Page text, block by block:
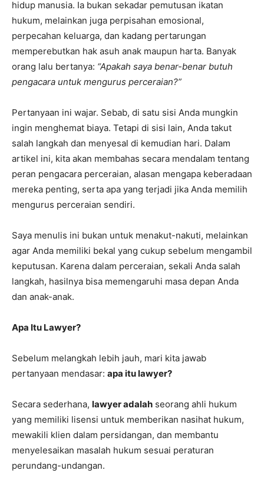
hidup manusia. Ia bukan sekadar pemutusan ikatan
hukum, melainkan juga perpisahan emosional,
perpecahan keluarga, dan kadang pertarungan
memperebutkan hak asuh anak maupun harta. Banyak
orang lalu bertanya: “Apakah saya benar-benar butuh
pengacara untuk mengurus perceraian?”
Pertanyaan ini wajar. Sebab, di satu sisi Anda mungkin
ingin menghemat biaya. Tetapi di sisi lain, Anda takut
salah langkah dan menyesal di kemudian hari. Dalam
artikel ini, kita akan membahas secara mendalam tentang
peran pengacara perceraian, alasan mengapa keberadaan
mereka penting, serta apa yang terjadi jika Anda memilih
mengurus perceraian sendiri.
Saya menulis ini bukan untuk menakut-nakuti, melainkan
agar Anda memiliki bekal yang cukup sebelum mengambil
keputusan. Karena dalam perceraian, sekali Anda salah
langkah, hasilnya bisa memengaruhi masa depan Anda
dan anak-anak.
Apa Itu Lawyer?
Sebelum melangkah lebih jauh, mari kita jawab
pertanyaan mendasar: apa itu lawyer?
Secara sederhana, lawyer adalah seorang ahli hukum
yang memiliki lisensi untuk memberikan nasihat hukum,
mewakili klien dalam persidangan, dan membantu
menyelesaikan masalah hukum sesuai peraturan
perundang-undangan.